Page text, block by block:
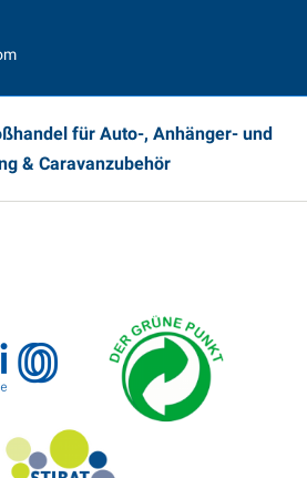
für Auto-, Anhänger- und
& Caravanzubehör